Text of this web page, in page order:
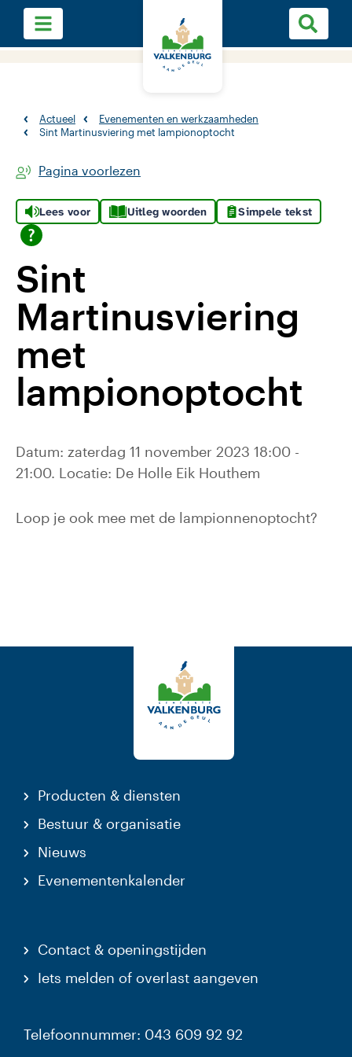
Actueel
Evenementen en werkzaamheden
Sint Martinusviering met lampionoptocht
Pagina voorlezen
Lees voor Uitleg woorden Simpele tekst
Sint
Martinusviering
met
lampionoptocht
Datum: zaterdag 11 november 2023 18:00 -
21:00. Locatie: De Holle Eik Houthem
Loop je ook mee met de lampionnenoptocht?
Producten & diensten
Bestuur & organisatie
Nieuws
Evenementenkalender
Contact & openingstijden
Iets melden of overlast aangeven
Telefoonnummer: 043 609 92 92